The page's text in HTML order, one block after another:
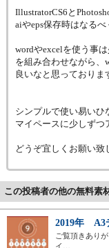
IllustratorCS6と
aiやeps保存時はなる
wordやexcelを使う事
を組み合わせながら、
良いなと思っておりま
シンプルで使い易いひ
マイペースに少しずつ
どうぞ宜しくお願い致
この投稿者の他の無料素
2019年 A3
ご覧頂きあり
イ…